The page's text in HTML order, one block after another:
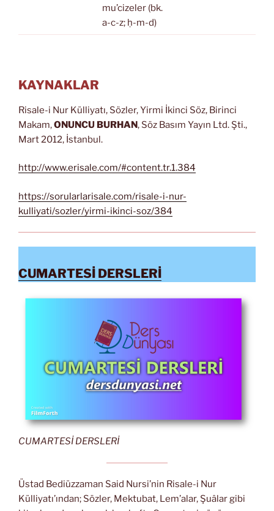
mu’cizeler (bk.
a-c-z; ḥ-m-d)
KAYNAKLAR
Risale-i Nur Külliyatı, Sözler, Yirmi İkinci Söz, Birinci
Makam,ONUNCU BURHAN, Söz Basım Yayın Ltd. Şti.,
Mart 2012, İstanbul.
http://www.erisale.com/#content.tr.1.384
https://sorularlarisale.com/risale-i-nur-
kulliyati/sozler/yirmi-ikinci-soz/384
CUMARTESİ DERSLERİ
CUMARTESİ DERSLERİ
Üstad Bediüzzaman Said Nursi’nin Risale-i Nur
Külliyatı’ından; Sözler, Mektubat, Lem’alar, Şuâlar gibi